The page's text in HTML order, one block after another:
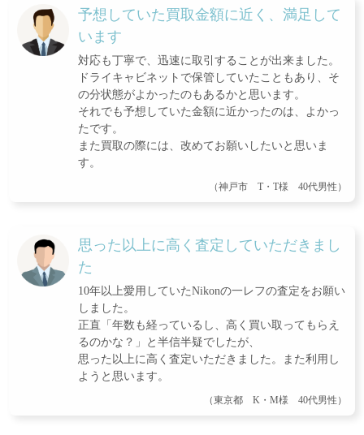
予想していた買取金額に近く、満足して
います
対応も丁寧で、迅速に取引することが出来ました。
ドライキャビネットで保管していたこともあり、そ
の分状態がよかったのもあるかと思います。
それでも予想していた金額に近かったのは、よかっ
たです。
また買取の際には、改めてお願いしたいと思いま
す。
（神戸市 T・T様 40代男性）
思った以上に高く査定していただきまし
た
10年以上愛用していたNikonの一レフの査定をお願い
しました。
正直「年数も経っているし、高く買い取ってもらえ
るのかな？」と半信半疑でしたが、
思った以上に高く査定いただきました。また利用し
ようと思います。
（東京都 K・M様 40代男性）